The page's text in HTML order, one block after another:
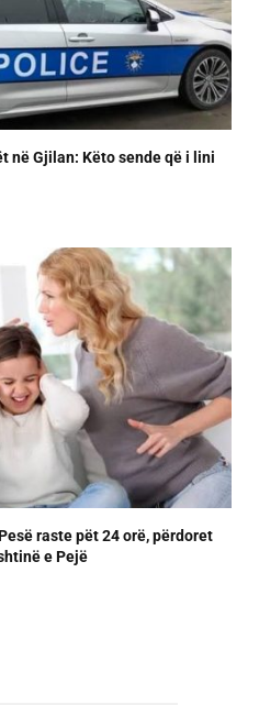
në Gjilan: Këto sende që i lini
raste pët 24 orë, përdoret
e Pejë